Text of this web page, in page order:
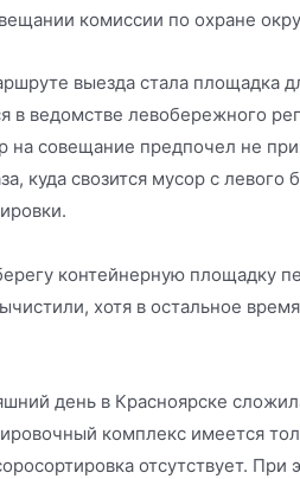
комиссии по охране
выезда стала площадка
в ведомстве левобережного
на совещание предпочел не
куда свозится мусор с левого
контейнерную площадку
хотя в остальное
день в Красноярске
комплекс имеется
отсутствует. При